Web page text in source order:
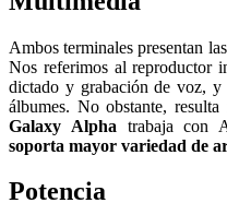
Ambos terminales presentan
Nos referimos al reproductor
dictado y grabación de voz, y
álbumes. No obstante, resulta
Galaxy Alpha trabaja con
soporta mayor variedad de
Potencia